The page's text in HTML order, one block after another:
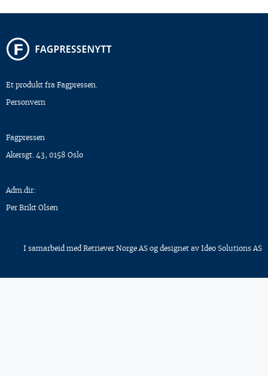
Et produkt fra Fagpressen.
Personvern
Fagpressen
Akersgt. 43, 0158 Oslo
Adm.dir:
Per Brikt Olsen
I samarbeid med Retriever Norge AS og designet av Ideo Solutions AS